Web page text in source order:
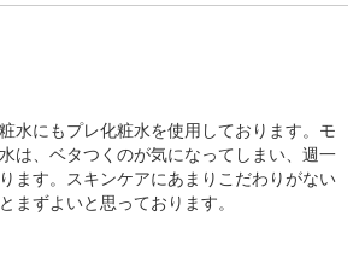
水にもプレ化粧水を使用しております。モ
は、ベタつくのが気になってしまい、週一
ます。スキンケアにあまりこだわりがない
まずよいと思っております。